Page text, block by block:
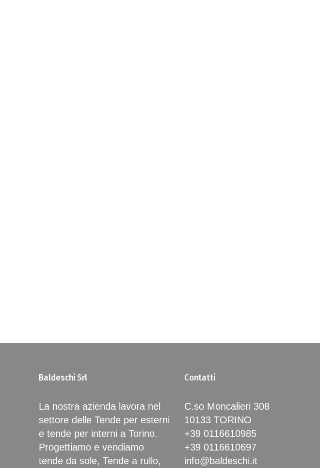
Baldeschi Srl
La nostra azienda lavora nel
settore delle Tende per esterni
e tende per interni a Torino.
Progettiamo e vendiamo
tende da sole, Tende a rullo,
Contatti
C.so Moncalieri 308
10133 TORINO
+39 0116610985
+39 0116610697
info@baldeschi.it